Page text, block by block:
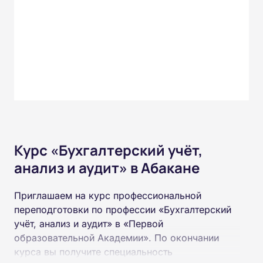
Курс «Бухгалтерский учёт,
анализ и аудит» в Абакане
Приглашаем на курс профессиональной
переподготовки по профессии «Бухгалтерский
учёт, анализ и аудит» в «Первой
образовательной Академии». По окончании
курса вы получите специальность